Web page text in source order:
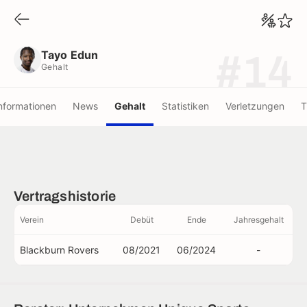
Tayo Edun
Gehalt
News Gehalt Statistiken Verletzungen
Vertragshistorie
Verein Debüt Ende Jahresgehalt
Blackburn Rovers 08/2021 06/2024 -